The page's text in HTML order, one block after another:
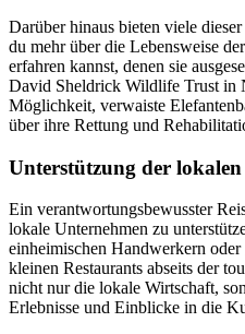
Darüber hinaus bieten viele
du mehr über die Lebensweise
erfahren kannst, denen sie
David Sheldrick Wildlife Trust in
Möglichkeit, verwaiste
über ihre Rettung und
Unterstützung der
Ein verantwortungsbewusster
lokale Unternehmen zu
einheimischen Handwerkern
kleinen Restaurants abseits der
nicht nur die lokale Wirtschaft,
Erlebnisse und Einblicke in die